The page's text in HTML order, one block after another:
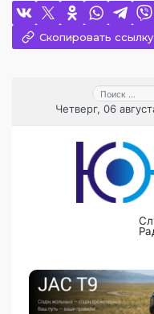
Скопировать ссылку